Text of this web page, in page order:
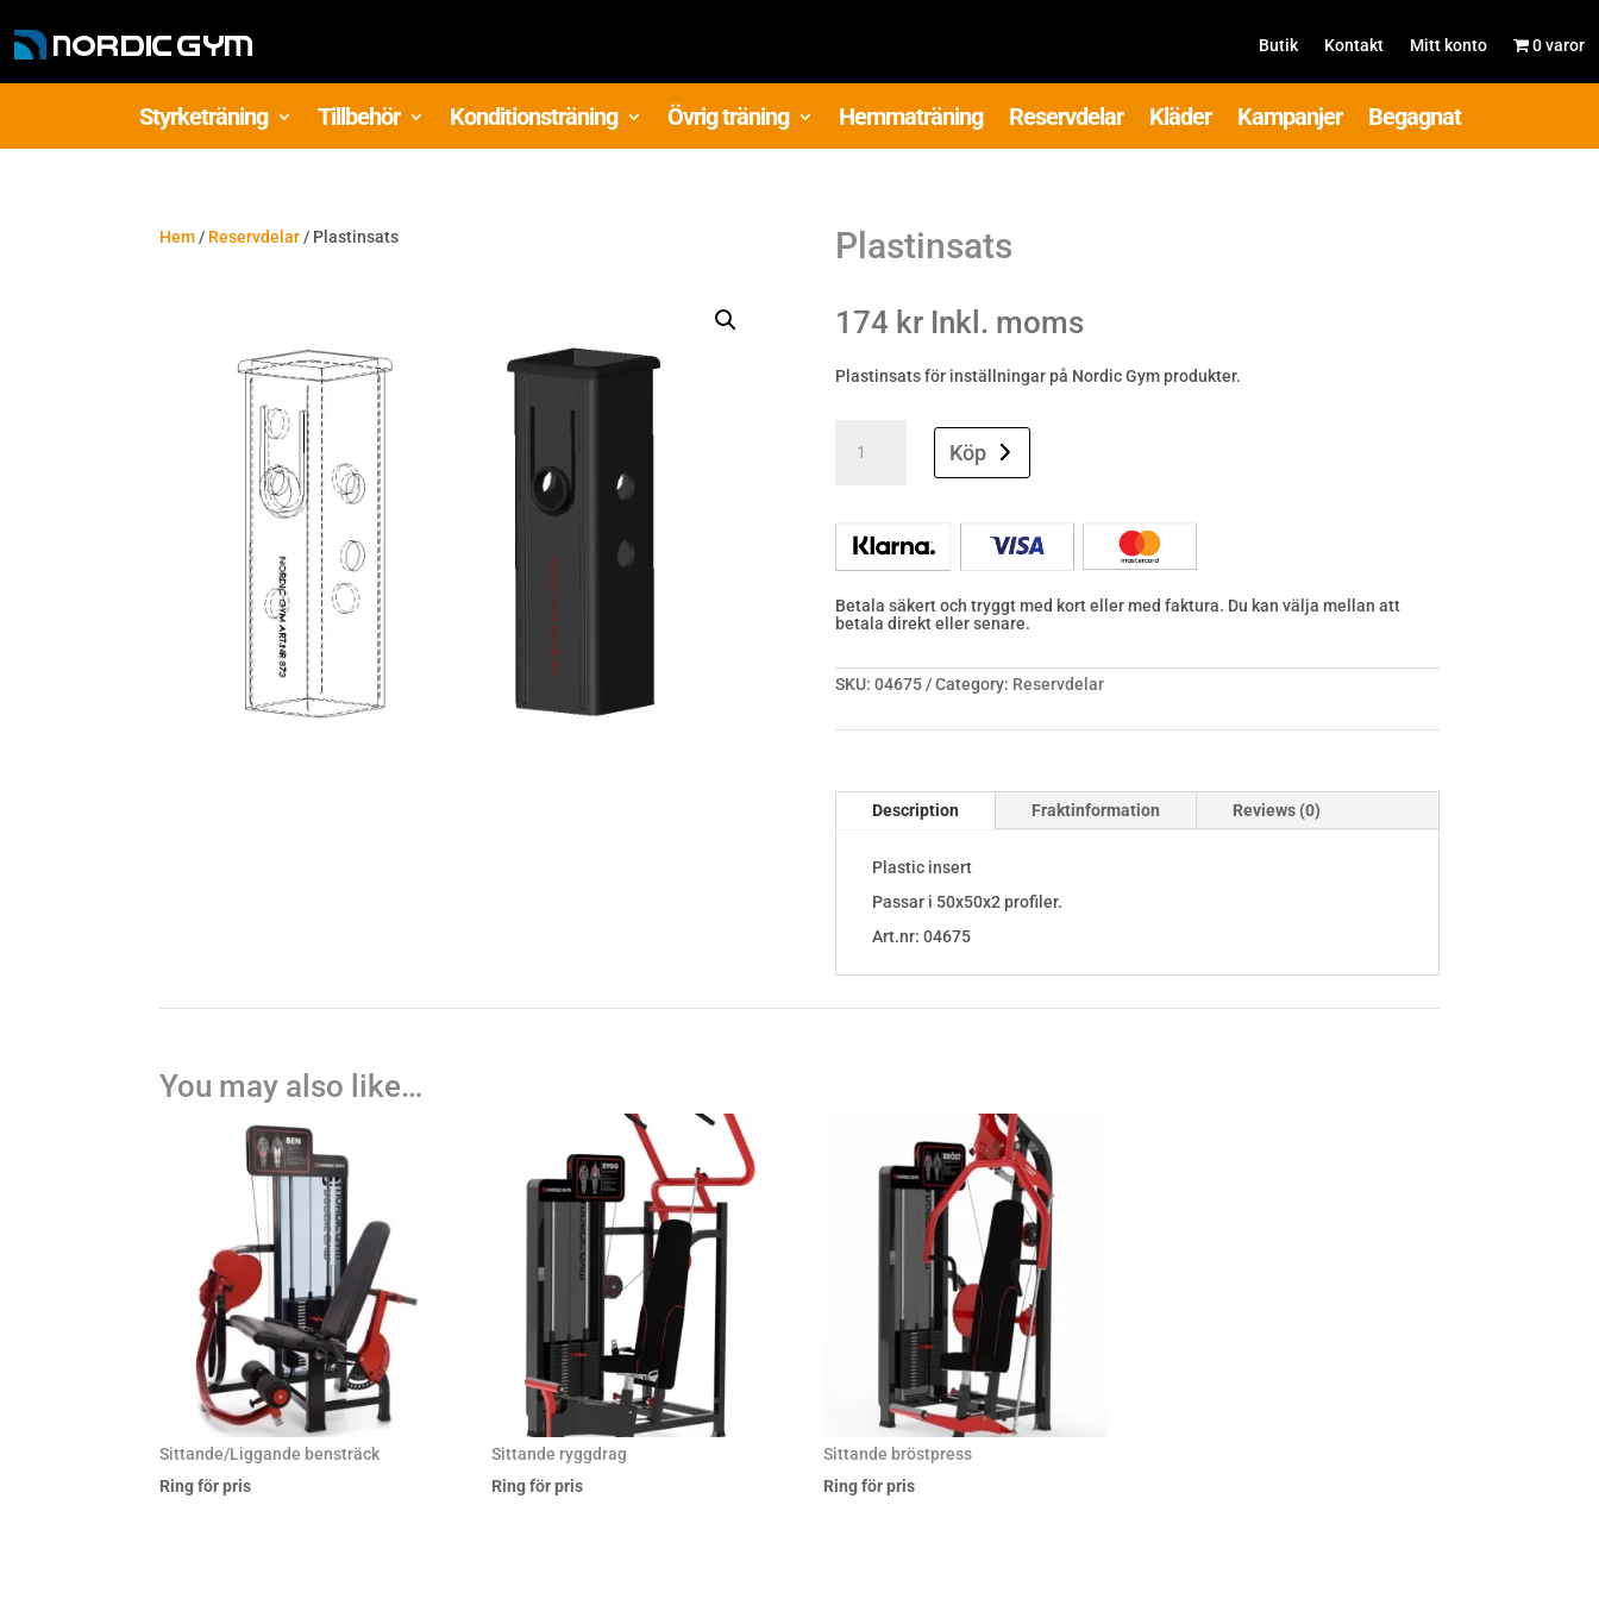
Butik Kontakt Mitt konto 0 varor
Styrketräning Tillbehör Konditionsträning Övrig träning Hemmaträning Reservdelar Kläder Kampanjer Begagnat
Hem/ Reservdelar/ Plastinsats Plastinsats
174 kr Inkl. moms
Plastinsats för inställningar på Nordic Gym produkter.
quantity
Köp
Betala säkert och tryggt med kort eller med faktura. Du kan välja mellan att
betala direkt eller senare.
SKU: 04675 Category: Reservdelar
Description Fraktinformation Reviews (0)
Plastic insert
Passar i 50x50x2 profiler.
Art.nr: 04675
You may also like…
Sittande/Liggande bensträck
Ring för pris
Sittande ryggdrag
Ring för pris
Sittande bröstpress
Ring för pris